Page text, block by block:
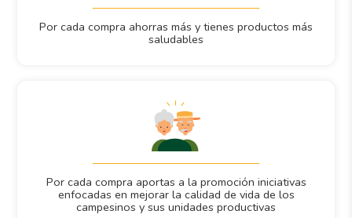
Por cada compra ahorras más y tienes productos más
saludables
Por cada compra aportas a la promoción iniciativas
enfocadas en mejorar la calidad de vida de los
campesinos y sus unidades productivas